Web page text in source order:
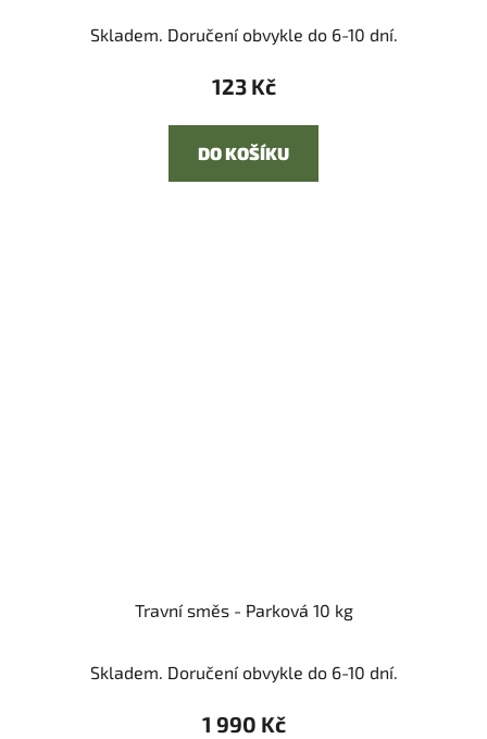
Skladem. Doručení obvykle do 6-10 dní.
123 Kč
DO KOŠÍKU
Travní směs - Parková 10 kg
Skladem. Doručení obvykle do 6-10 dní.
1 990 Kč